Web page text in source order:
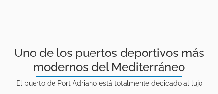
Uno de los puertos deportivos más
modernos del Mediterráneo
El puerto de Port Adriano está totalmente dedicado al lujo